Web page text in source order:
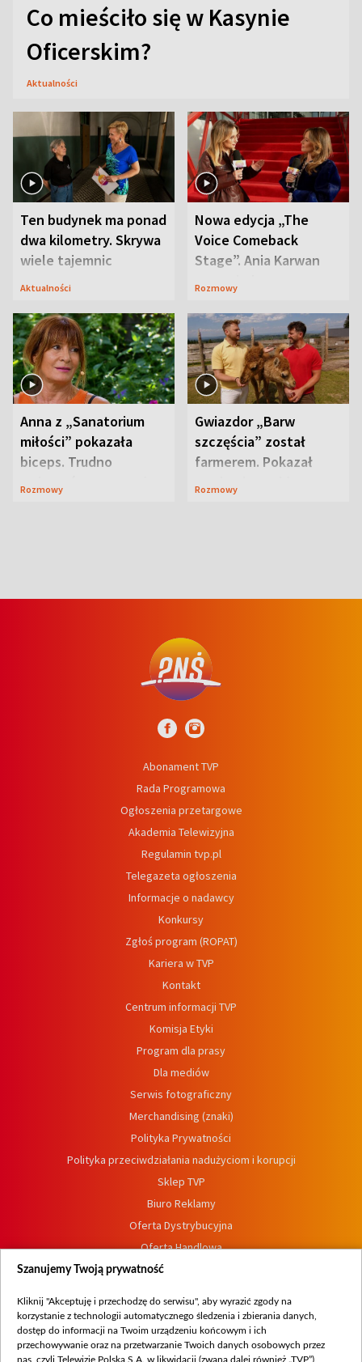
Co mieściło się w Kasynie
Oficerskim?
Aktualności
Ten budynek ma ponad
dwa kilometry. Skrywa
wiele tajemnic
Aktualności
Nowa edycja „The
Voice Comeback
Stage”. Ania Karwan
zapowiada
Rozmowy
Anna z „Sanatorium
miłości” pokazała
biceps. Trudno
uwierzyć, co przeszła
Rozmowy
Gwiazdor „Barw
szczęścia” został
farmerem. Pokazał
swoje niezwykłe
Rozmowy
Abonament TVP
Rada Programowa
Ogłoszenia przetargowe
Akademia Telewizyjna
Regulamin tvp.pl
Telegazeta ogłoszenia
Informacje o nadawcy
Konkursy
Zgłoś program (ROPAT)
Kariera w TVP
Kontakt
Centrum informacji TVP
Komisja Etyki
Program dla prasy
Dla mediów
Serwis fotograficzny
Merchandising (znaki)
Polityka Prywatności
Polityka przeciwdziałania nadużyciom i korupcji
Sklep TVP
Biuro Reklamy
Oferta Dystrybucyjna
Oferta Handlowa
Dostępność
Procedura zgłoszeń wewnętrznych
Szanujemy Twoją prywatność
Kliknij "Akceptuję i przechodzę do serwisu", aby wyrazić zgody na
korzystanie z technologii automatycznego śledzenia i zbierania danych,
dostęp do informacji na Twoim urządzeniu końcowym i ich
przechowywanie oraz na przetwarzanie Twoich danych osobowych przez
nas, czyli Telewizję Polską S.A. w likwidacji (zwaną dalej również „TVP”),